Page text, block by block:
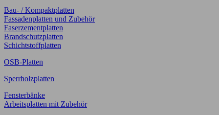
Bau- / Kompaktplatten
Fassadenplatten und Zubehör
Faserzementplatten
Brandschutzplatten
Schichtstoffplatten
OSB-Platten
Sperrholzplatten
Fensterbänke
Arbeitsplatten mit Zubehör